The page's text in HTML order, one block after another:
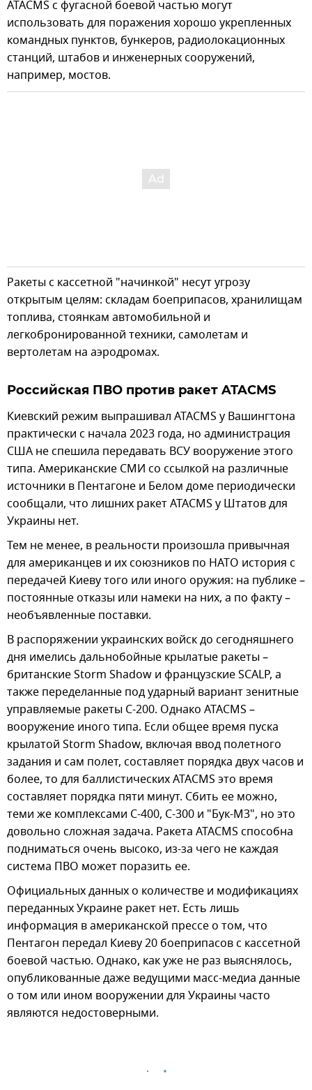
ATACMS с фугасной боевой частью могут
использовать для поражения хорошо укрепленных
командных пунктов, бункеров, радиолокационных
станций, штабов и инженерных сооружений,
например, мостов.
Ракеты с кассетной "начинкой" несут угрозу
открытым целям: складам боеприпасов, хранилищам
топлива, стоянкам автомобильной и
легкобронированной техники, самолетам и
вертолетам на аэродромах.
Российская ПВО против ракет ATACMS
Киевский режим выпрашивал ATACMS у Вашингтона
практически с начала 2023 года, но администрация
США не спешила передавать ВСУ вооружение этого
типа. Американские СМИ со ссылкой на различные
источники в Пентагоне и Белом доме периодически
сообщали, что лишних ракет ATACMS у Штатов для
Украины нет.
Тем не менее, в реальности произошла привычная
для американцев и их союзников по НАТО история с
передачей Киеву того или иного оружия: на публике –
постоянные отказы или намеки на них, а по факту –
необъявленные поставки.
В распоряжении украинских войск до сегодняшнего
дня имелись дальнобойные крылатые ракеты –
британские Storm Shadow и французские SCALP, а
также переделанные под ударный вариант зенитные
управляемые ракеты С-200. Однако ATACMS –
вооружение иного типа. Если общее время пуска
крылатой Storm Shadow, включая ввод полетного
задания и сам полет, составляет порядка двух часов и
более, то для баллистических ATACMS это время
составляет порядка пяти минут. Сбить ее можно,
теми же комплексами С-400, С-300 и "Бук-М3", но это
довольно сложная задача. Ракета ATACMS способна
подниматься очень высоко, из-за чего не каждая
система ПВО может поразить ее.
Официальных данных о количестве и модификациях
переданных Украине ракет нет. Есть лишь
информация в американской прессе о том, что
Пентагон передал Киеву 20 боеприпасов с кассетной
боевой частью. Однако, как уже не раз выяснялось,
опубликованные даже ведущими масс-медиа данные
о том или ином вооружении для Украины часто
являются недостоверными.